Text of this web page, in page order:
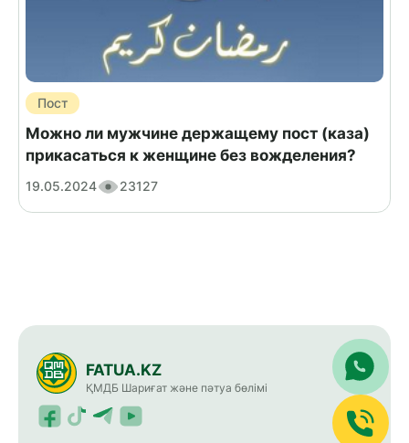
Пост
Можно ли мужчине держащему пост (каза)
прикасаться к женщине без вожделения?
19.05.2024 23127
FATUA.KZ
ҚМДБ Шариғат және пәтуа бөлімі